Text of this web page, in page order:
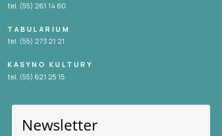
tel. (55) 261 14 60
TABULARIUM
tel. (55) 273 21 21
KASYNO KULTURY
tel. (55) 621 25 15
Newsletter